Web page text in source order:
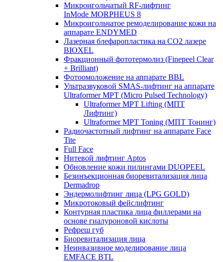
Микроигольчатый RF-лифтинг
InMode MORPHEUS 8
Микроигольчатое ремоделирование кожи на
аппарате ENDYMED
Лазерная блефаропластика на CO2 лазере
BIOXEL
Фракционный фототермолиз (Finepeel Clear
+ Brilliant)
Фотоомоложение на аппарате BBL
Ультразвуковой SMAS-лифтинг на аппарате
Ultraformer MPT (Micro Pulsed Technology)
Ultraformer MPT Lifting (МПТ
Лифтинг)
Ultraformer MPT Toning (МПТ Тонинг)
Радиочастотный лифтинг на аппарате Face
Tite
Full Face
Нитевой лифтинг Aptos
Обновление кожи пилингами DUOPEEL
Безинъекционная биоревитализация лица
Dermadrop
Эндермолифтинг лица (LPG GOLD)
Микротоковый фейслифтинг
Контурная пластика лица филлерами на
основе гиалуроновой кислоты
Рефреш губ
Биоревитализация лица
Неинвазивное моделирование лица
EMFACE BTL